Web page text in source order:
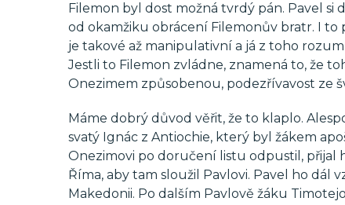
Filemon byl dost možná tvrdý pán. Pavel si
od okamžiku obrácení Filemonův bratr. I
je takové až manipulativní a já z toho
Jestli to Filemon zvládne, znamená to, že
Onezimem způsobenou, podezřívavost ze
Máme dobrý důvod věřit, že to klaplo.
svatý Ignác z Antiochie, který byl žákem
Onezimovi po doručení listu odpustil, přijal
Říma, aby tam sloužil Pavlovi. Pavel ho dál
Makedonii. Po dalším Pavlově žáku